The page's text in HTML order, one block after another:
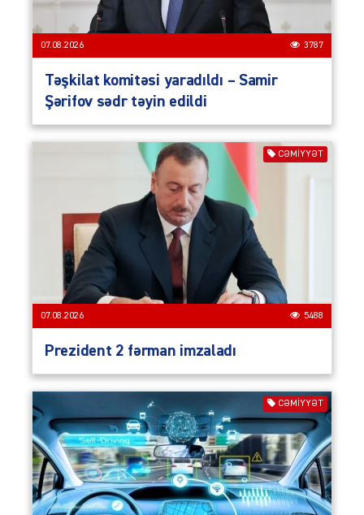
07.08.2026 3787
Təşkilat komitəsi yaradıldı – Samir
Şərifov sədr təyin edildi
CƏMIYYƏT
07.08.2026 5488
Prezident 2 fərman imzaladı
CƏMIYYƏT